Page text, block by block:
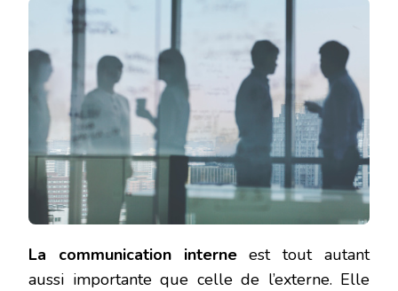
La communication interneest tout autant
aussi importante que celle de l’externe. Elle